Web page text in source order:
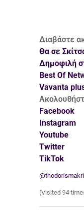
Διαβάστε
Θα σε
Δημοφιλή
Best Of
Vavanta
Facebook
Instagram
Youtube
Twitter
TikTok
(Visited 94